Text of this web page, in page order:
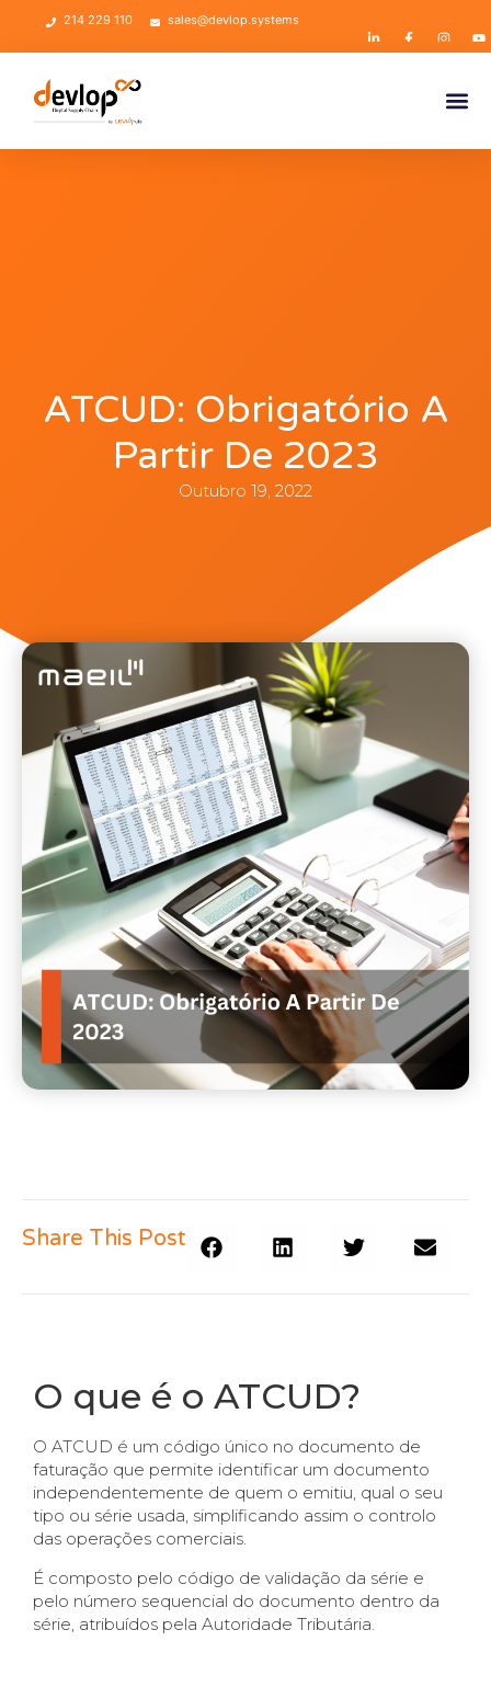
214 229 110 sales@devlop.systems
ATCUD: Obrigatório A
Partir De 2023
Outubro 19, 2022
Share This Post
O que é o ATCUD?
O ATCUD é um código único no documento de
faturação que permite identificar um documento
independentemente de quem o emitiu, qual o seu
tipo ou série usada, simplificando assim o controlo
das operações comerciais.
É composto pelo código de validação da série e
pelo número sequencial do documento dentro da
série, atribuídos pela Autoridade Tributária.